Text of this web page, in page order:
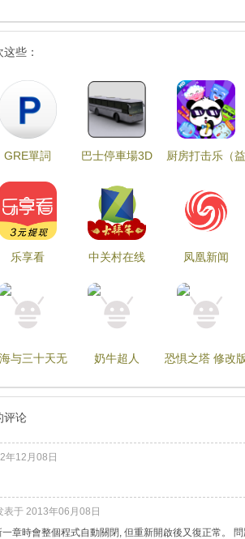
些：
GRE單詞
巴士停車場3D
厨房打击乐（益
乐享看 中关村在线 凤凰新闻
与三十天无
& Seven
奶牛超人
恐惧之塔 修改
评论
年12月08日
于 2013年06月08日
章時會整個程式自動關閉, 但重新開啟後又復正常。